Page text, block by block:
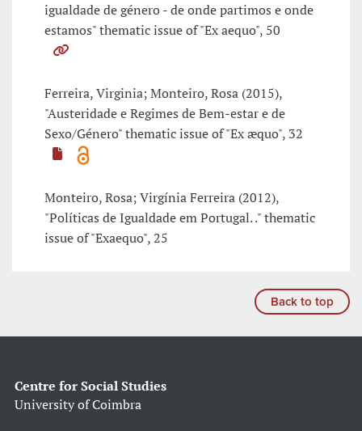
igualdade de género - de onde partimos e onde
estamos" thematic issue of "Ex aequo", 50
Ferreira, Virginia; Monteiro, Rosa (2015),
"Austeridade e Regimes de Bem-estar e de
Sexo/Género" thematic issue of "Ex æquo", 32
Monteiro, Rosa; Virgínia Ferreira (2012),
"Políticas de Igualdade em Portugal. ." thematic
issue of "Exaequo", 25
Back to top
Centre for Social Studies
University of Coimbra